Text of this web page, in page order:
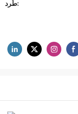
طَرد: